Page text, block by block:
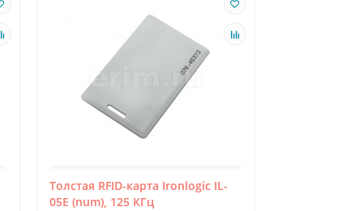
Толстая RFID-карта Ironlogic IL-
05E (num), 125 КГц